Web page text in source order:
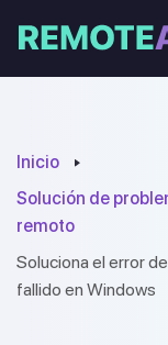
Inicio
Solución de
remoto
Soluciona el error
fallido en Windows